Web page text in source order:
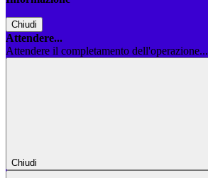
Chiudi
Attendere...
Attendere il completamento dell'operazione...
Chiudi